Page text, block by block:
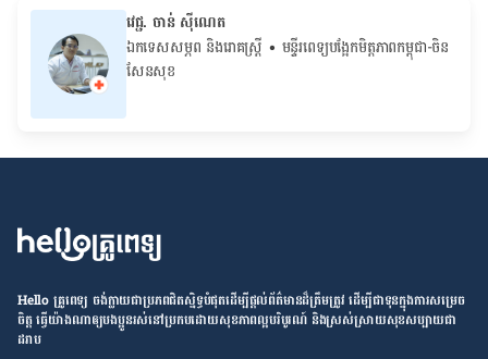
វេជ្ជ. ចាន់ ស៊ីណេត
ឯកទេសសម្ភព និងរោគស្ត្រី • ម​ន្ទីរពេទ្យបង្អែកមិត្តភាពកម្ពុជា-ចិន
សែនសុខ
Hello គ្រូពេទ្យ ​ចង់​ក្លាយ​ជា​ប្រភព​ជិតស្និទ្ធបំផុតដើម្បី​ផ្ដល់​ព័ត៌មាន​ដ៏​ត្រឹមត្រូវ​ ដើម្បី​ជា​ទុន​ក្នុង​ការ​សម្រេច​
ចិត្ត ធ្វើ​យ៉ាង​ណា​ឲ្យ​បងប្អូន​រស់នៅ​ប្រកប​ដោយ​សុខភាព​ល្អ​បរិបូរណ៍ និង​ស្រស់ស្រាយ​សុខសប្បាយ​ជា​
ដរាប